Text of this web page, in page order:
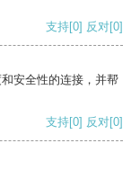
支持[0] 反对[0]
安全性的连接，并帮
支持[0] 反对[0]